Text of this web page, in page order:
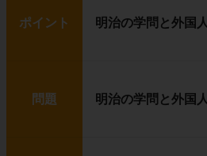
ポイント 明治の学問と外国
問題 明治の学問と外国